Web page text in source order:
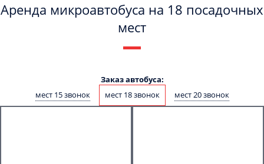
Аренда микроавтобуса на 18 посадочных
мест
Заказ автобуса:
мест 15 звонок
мест 18 звонок мест 20 звонок
ознакомлен(а), даю согласие на